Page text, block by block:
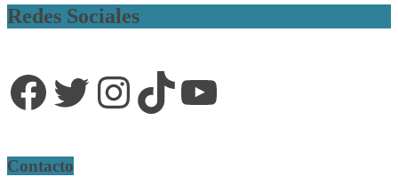
Redes Sociales
Facebook
Twitter
Instagram
TikTok
YouTube
Contacto